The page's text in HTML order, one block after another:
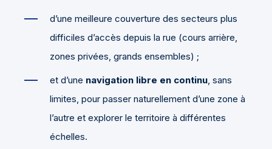
d’une meilleure couverture des secteurs plus
difficiles d’accès depuis la rue (cours arrière,
zones privées, grands ensembles) ;
et d’une navigation libre en continu, sans
limites, pour passer naturellement d’une zone à
l’autre et explorer le territoire à différentes
échelles.